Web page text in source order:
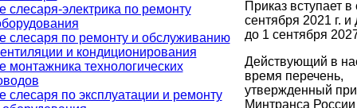
слесаря-электрика по ремонту
слесаря по ремонту и обслуживанию
и кондиционирования
монтажника технологических
слесаря по эксплуатации и ремонту
Приказ вступает в
сентября 2021 г. и
до 1 сентября
Действующий в
время перечень,
утвержденный
Минтранса России